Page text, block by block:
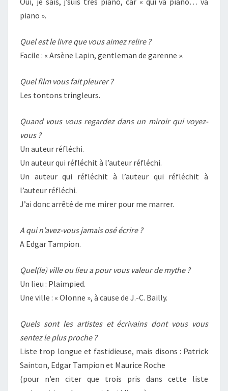
piano ».
Quel est le livre que vous aimez relire ?
Facile : « Arsène Lapin, gentleman de garenne ».
Quel film vous fait pleurer ?
Les tontons tringleurs.
Quand vous vous regardez dans un miroir qui voyez-
vous ?
Un auteur réfléchi.
Un auteur qui réfléchit à l’auteur réfléchi.
Un auteur qui réfléchit à l’auteur qui réfléchit à
l’auteur réfléchi.
J’ai donc arrêté de me mirer pour me marrer.
A qui n’avez-vous jamais osé écrire ?
A Edgar Tampion.
Quel(le) ville ou lieu a pour vous valeur de mythe ?
Un lieu : Plaimpied.
Une ville : « Olonne », à cause de J.-C. Bailly.
Quels sont les artistes et écrivains dont vous vous
sentez le plus proche ?
Liste trop longue et fastidieuse, mais disons : Patrick
Sainton, Edgar Tampion et Maurice Roche
(pour n’en citer que trois pris dans cette liste